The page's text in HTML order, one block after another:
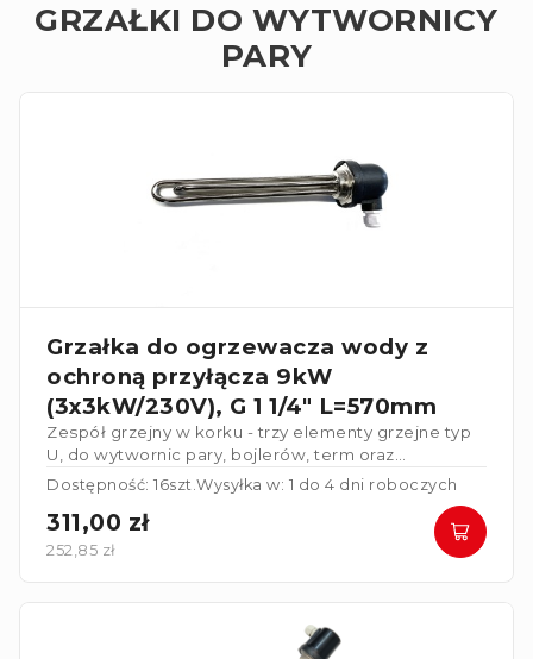
GRZAŁKI DO WYTWORNICY
PARY
Grzałka do ogrzewacza wody z
ochroną przyłącza 9kW
(3x3kW/230V), G 1 1/4" L=570mm
Zespół grzejny w korku - trzy elementy grzejne typ
U, do wytwornic pary, bojlerów, term oraz
centralnego ogrzewania.
Dostępność: 16szt.Wysyłka w: 1 do 4 dni roboczych
311,00 zł
252,85 zł